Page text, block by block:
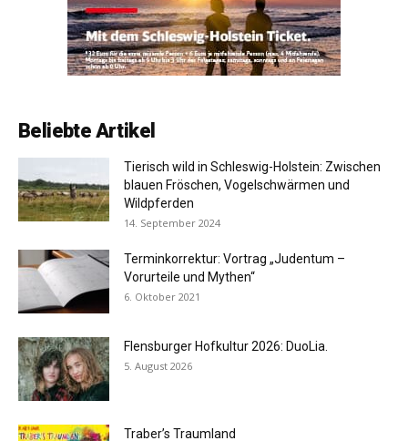
Beliebte Artikel
Tierisch wild in Schleswig-Holstein: Zwischen
blauen Fröschen, Vogelschwärmen und
Wildpferden
14. September 2024
Terminkorrektur: Vortrag „Judentum –
Vorurteile und Mythen“
6. Oktober 2021
Flensburger Hofkultur 2026: DuoLia.
5. August 2026
Traber’s Traumland